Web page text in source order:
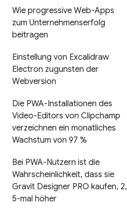
Wie progressive Web-Apps
zum Unternehmenserfolg
beitragen
Einstellung von Excalidraw
Electron zugunsten der
Webversion
Die PWA-Installationen des
Video-Editors von Clipchamp
verzeichnen ein monatliches
Wachstum von 97 %
Bei PWA-Nutzern ist die
Wahrscheinlichkeit, dass sie
Gravit Designer PRO kaufen, 2,
5-mal höher